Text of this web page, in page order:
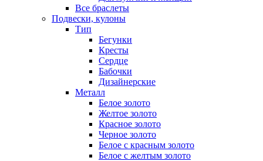
Все браслеты
Подвески, кулоны
Тип
Бегунки
Кресты
Сердце
Бабочки
Дизайнерские
Металл
Белое золото
Желтое золото
Красное золото
Черное золото
Белое с красным золото
Белое с желтым золото